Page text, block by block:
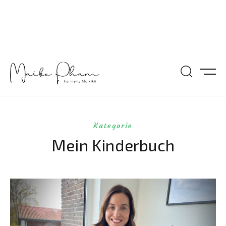
Kategorie
Mein Kinderbuch